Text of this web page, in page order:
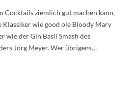
Cocktails ziemlich gut machen kann,
Klassiker wie good ole Bloody Mary
wie der Gin Basil Smash des
Jörg Meyer. Wer übrigens…